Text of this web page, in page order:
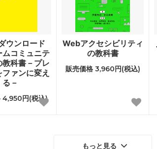
ウンロード
ムコミュニテ
教科書－プレ
ァンに変え
る－
4,950円(税込)
Webアクセシビリティ
の教科書
販売価格 3,960円(税込)
もっと見る